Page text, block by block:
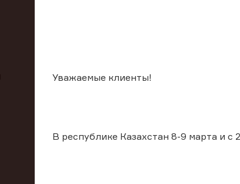
Уважаемые клиенты!
В республике Казахстан 8-9 марта и с